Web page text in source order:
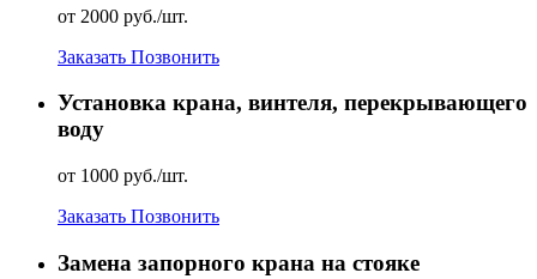
от 2000 руб./шт.
Заказать Позвонить
Установка крана, винтеля, перекрывающего
воду
от 1000 руб./шт.
Заказать Позвонить
Замена запорного крана на стояке